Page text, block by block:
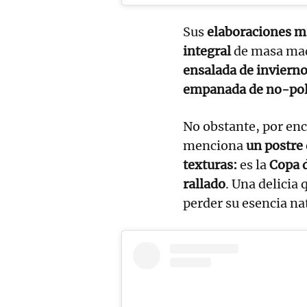
Suselaboraciones
integralde masa
ensalada de invierno
empanada de no-
No obstante, por
mencionaun postre
texturas: es laCopa
rallado. Una delicia
perder su esencia